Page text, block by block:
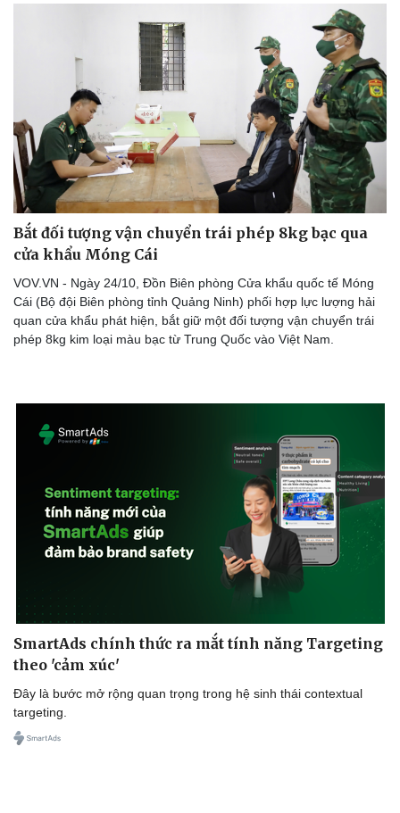
Bắt đối tượng vận chuyển trái phép 8kg bạc qua
cửa khẩu Móng Cái
VOV.VN - Ngày 24/10, Đồn Biên phòng Cửa khẩu quốc tế Móng
Cái (Bộ đội Biên phòng tỉnh Quảng Ninh) phối hợp lực lượng hải
quan cửa khẩu phát hiện, bắt giữ một đối tượng vận chuyển trái
phép 8kg kim loại màu bạc từ Trung Quốc vào Việt Nam.
SmartAds chính thức ra mắt tính năng Targeting
theo 'cảm xúc'
Đây là bước mở rộng quan trọng trong hệ sinh thái contextual
targeting.